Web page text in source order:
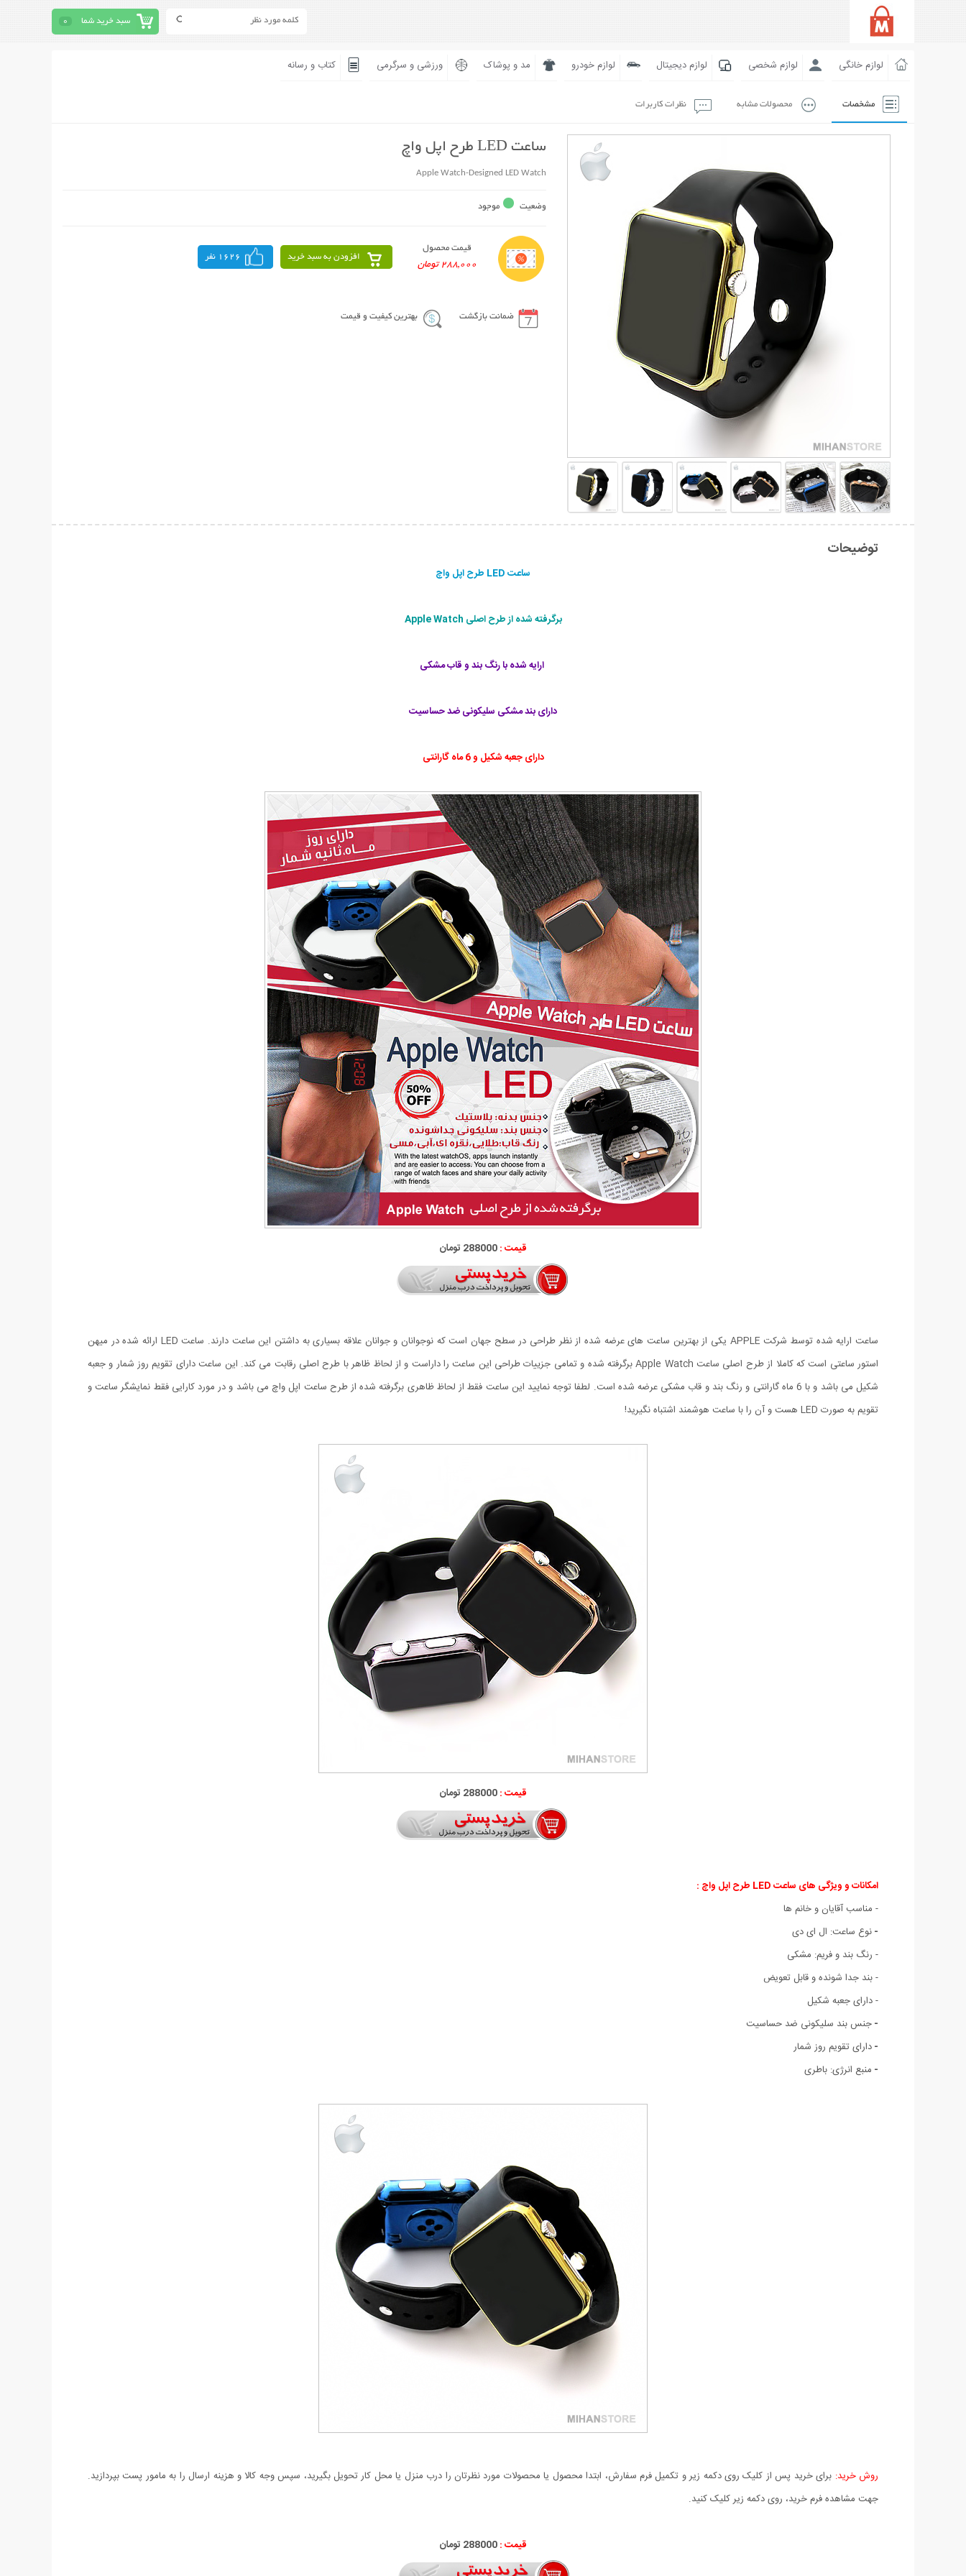
سبد خرید شما 0
لوازم خانگی لوازم شخصی لوازم دیجیتال لوازم خودرو مد و پوشاک ورزشی و سرگرمی کتاب و رسانه
مشخصات محصولات مشابه نظرات کاربرات
ساعت LED طرح اپل واچ
Apple Watch-Designed LED Watch
وضعیت موجود
قیمت محصول
288,000 تومان
افزودن به سبد خرید 1626 نفر
ضمانت بازگشت بهترین کیفیت و قیمت
توضیحات
ساعت LED طرح اپل واچ
برگرفته شده از طرح اصلی Apple Watch
ارایه شده با رنگ بند و قاب مشکی
دارای بند مشکی سلیکونی ضد حساسیت
دارای جعبه شکیل و 6 ماه گارانتی
قیمت :288000 تومان
ساعت ارایه شده توسط شرکت APPLE یکی از بهترین ساعت های عرضه شده از نظر طراحی در سطح جهان است که نوجوانان و جوانان علاقه بسیاری به داشتن این ساعت دارند. ساعت LED ارائه شده در میهن
استور ساعتی است که کاملا از طرح اصلی ساعت Apple Watch برگرفته شده و تمامی جزییات طراحی این ساعت را داراست و از لحاظ ظاهر با طرح اصلی رقابت می کند. این ساعت دارای تقویم روز شمار و جعبه
شکیل می باشد و با 6 ماه گارانتی و رنگ بند و قاب مشکی عرضه شده است. لطفا توجه نمایید این ساعت فقط از لحاظ ظاهری برگرفته شده از طرح ساعت اپل واچ می باشد و در مورد کارایی فقط نمایشگر ساعت و
تقویم به صورت LED هست و آن را با ساعت هوشمند اشتباه نگیرید!
قیمت :288000 تومان
امکانات و ویژگی های ساعت LED طرح اپل واچ :
- مناسب آقایان و خانم ها
-نوع ساعت: ال ای دی
- رنگ بند و فریم: مشکی
- بند جدا شونده و قابل تعویض
- دارای جعبه شکیل
-جنس بند سلیکونی ضد حساسیت
-دارای تقویم روز شمار
- منبع انرژی: باطری
روش خرید: برای خرید پس از کلیک روی دکمه زیر و تکمیل فرم سفارش، ابتدا محصول یا محصولات مورد نظرتان را درب منزل یا محل کار تحویل بگیرید، سپس وجه کالا و هزینه ارسال را به مامور پست بپردازید.
جهت مشاهده فرم خرید، روی دکمه زیر کلیک کنید.
قیمت :288000 تومان